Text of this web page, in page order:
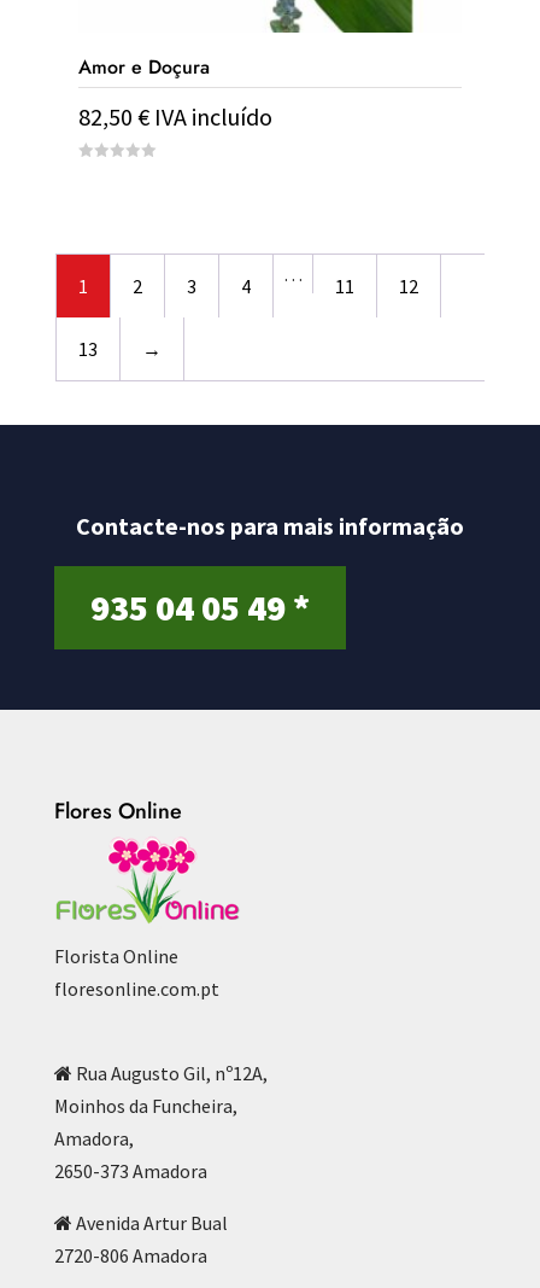
Amor e Doçura
82,50 € IVA incluído
1 2 3 4 … 11 12
13 →
Contacte-nos para mais informação
935 04 05 49 *
Flores Online
Florista Online
floresonline.com.pt
Rua Augusto Gil, nº12A,
Moinhos da Funcheira,
Amadora,
2650-373 Amadora
Avenida Artur Bual
2720-806 Amadora